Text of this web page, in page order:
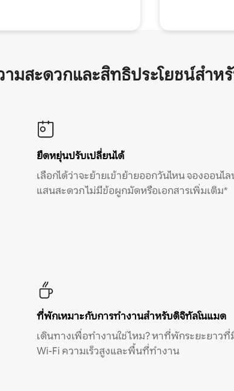
มสะดวกและสิทธิประโยชน์สำห
ยืดหยุ่นปรับเปลี่ยนได้
เลือกได้ว่าจะย้ายเข้าย้ายออกวันไหน จองออนไล
แสนสะดวก ไม่มีข้อผูกมัดหรือเอกสารเพิ่มเติม*
ที่พักเหมาะกับการทำงานสำหรับดิจิทัลโนแมด
เดินทางเพื่อทำงานใช่ไหม? หาที่พักระยะยาวที่
Wi-Fi ความเร็วสูงและพื้นที่ทำงาน